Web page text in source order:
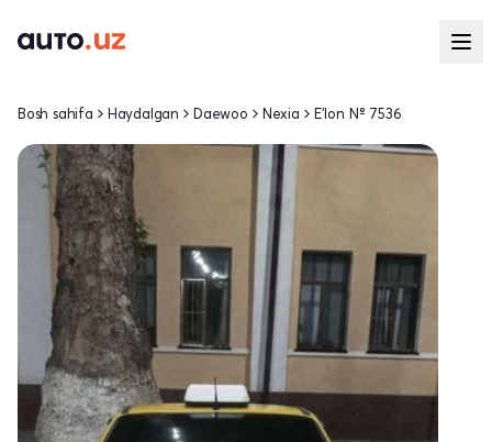
Bosh sahifa Haydalgan Daewoo Nexia E'lon № 7536